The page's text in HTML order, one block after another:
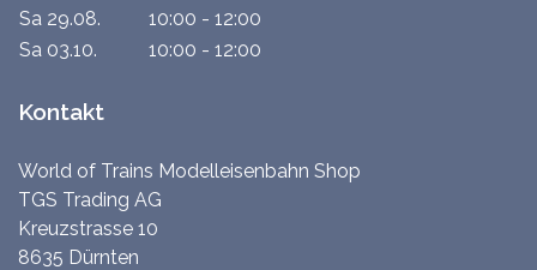
Sa 29.08.
10:00 - 12:00
Sa 03.10.
10:00 - 12:00
Kontakt
World of Trains Modelleisenbahn Shop
TGS Trading AG
Kreuzstrasse 10
8635 Dürnten